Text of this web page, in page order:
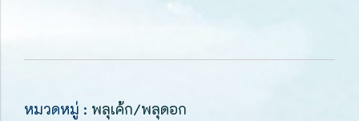
หมวดหมู่ : พลุเค้ก/พลุดอก